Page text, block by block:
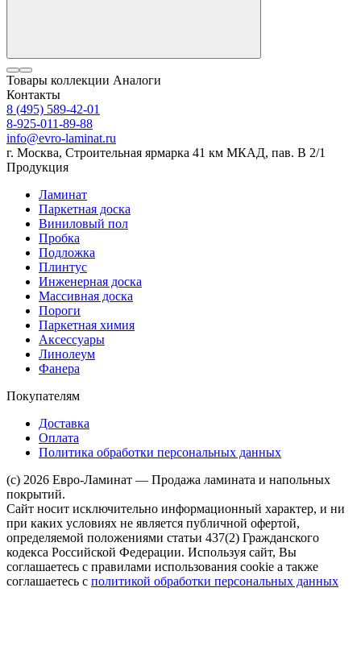
Товары коллекции Аналоги
Контакты
8 (495) 589-42-01
8-925-011-89-88
info@evro-laminat.ru
г. Москва, Строительная ярмарка 41 км МКАД, пав. В 2/1
Продукция
Ламинат
Паркетная доска
Виниловый пол
Пробка
Подложка
Плинтус
Инженерная доска
Массивная доска
Пороги
Паркетная химия
Аксессуары
Линолеум
Фанера
Покупателям
Доставка
Оплата
Политика обработки персональных данных
(c) 2026 Евро-Ламинат — Продажа ламината и напольных
покрытий.
Сайт носит исключительно информационный характер, и ни
при каких условиях не является публичной офертой,
определяемой положениями статьи 437(2) Гражданского
кодекса Российской Федерации. Используя сайт, Вы
соглашаетесь с правилами использования cookie а также
соглашаетесь с политикой обработки персональных данных